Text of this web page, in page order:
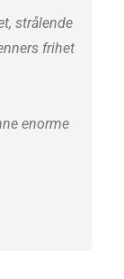
strålende
frihet
enorme